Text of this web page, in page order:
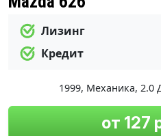
Лизинг
Кредит
1999, Механика, 2.0
от 127